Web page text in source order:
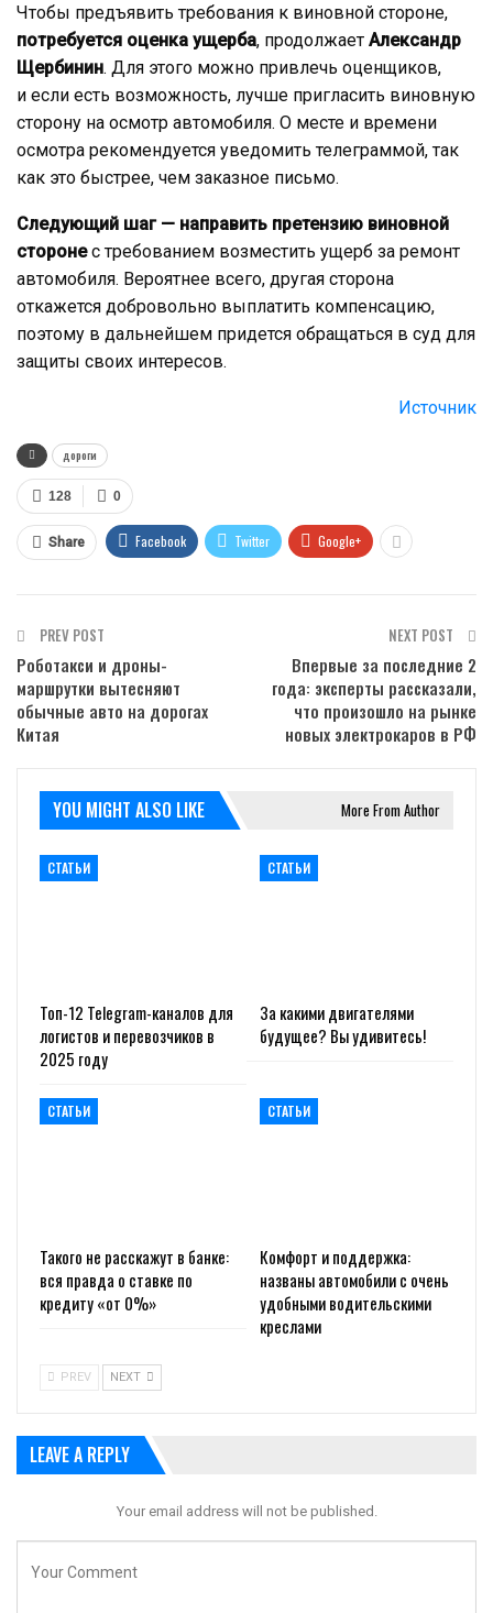
Чтобы предъявить требования к виновной стороне,
потребуется оценка ущерба, продолжает Александр
Щербинин. Для этого можно привлечь оценщиков,
и если есть возможность, лучше пригласить виновную
сторону на осмотр автомобиля. О месте и времени
осмотра рекомендуется уведомить телеграммой, так
как это быстрее, чем заказное письмо.
Следующий шаг — направить претензию виновной
сторонес требованием возместить ущерб за ремонт
автомобиля. Вероятнее всего, другая сторона
откажется добровольно выплатить компенсацию,
поэтому в дальнейшем придется обращаться в суд для
защиты своих интересов.
Источник
дороги
0
128
Share Facebook Twitter Google+
PREV POST
Роботакси и дроны-
маршрутки вытесняют
обычные авто на дорогах
Китая
NEXT POST
Впервые за последние 2
года: эксперты рассказали,
что произошло на рынке
новых электрокаров в РФ
YOU MIGHT ALSO LIKE More From Author
СТАТЬИ
Топ-12 Telegram-каналов для
логистов и перевозчиков в
2025 году
СТАТЬИ
За какими двигателями
будущее? Вы удивитесь!
СТАТЬИ
Такого не расскажут в банке:
вся правда о ставке по
кредиту «от 0%»
СТАТЬИ
Комфорт и поддержка:
названы автомобили с очень
удобными водительскими
креслами
PREV NEXT
LEAVE A REPLY
Your email address will not be published.